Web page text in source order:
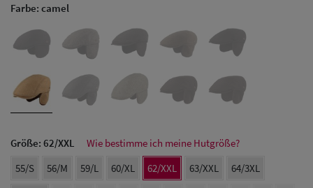
Herren Caps
Herren
Herren UV-
Farbe: camel
Größe: 62/XXL
Wie bestimme ich meine Hutgröße?
55/S
56/M 59/L 60/XL 62/XXL 63/XXL 64/3XL